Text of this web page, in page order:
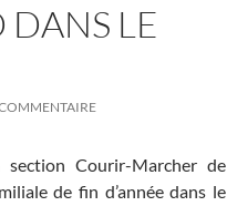
LE
Courir-Marcher de
de fin d’année dans le